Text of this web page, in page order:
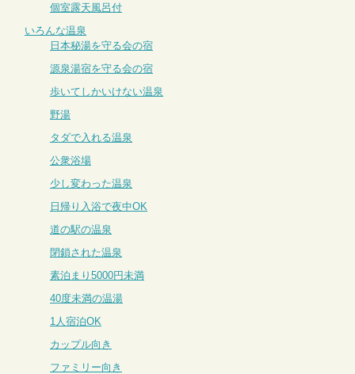
個室露天風呂付
いろんな温泉
日本秘湯を守る会の宿
源泉湯宿を守る会の宿
歩いてしかいけない温泉
野湯
タダで入れる温泉
公衆浴場
少し変わった温泉
日帰り入浴で夜中OK
道の駅の温泉
閉鎖された温泉
素泊まり5000円未満
40度未満の温湯
1人宿泊OK
カップル向き
ファミリー向き